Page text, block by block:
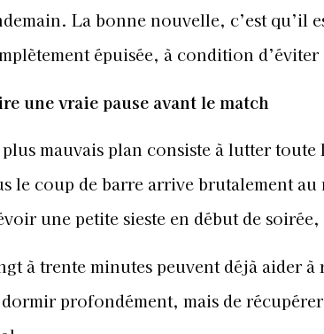
La bonne nouvelle, c’est qu’il
épuisée, à condition d’éviter
une vraie pause avant le match
mauvais plan consiste à lutter
le coup de barre arrive brutalement
une petite sieste en début de
à trente minutes peuvent déjà aider à
profondément, mais de